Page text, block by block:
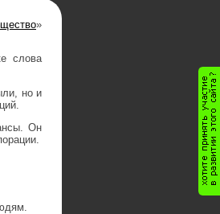
слова
но и
Он
»